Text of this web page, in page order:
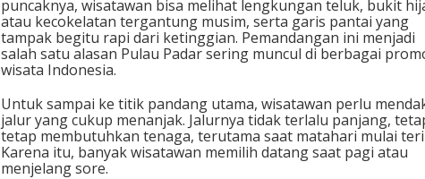
puncaknya, wisatawan bisa melihat lengkungan teluk, bukit
atau kecokelatan tergantung musim, serta garis pantai yang
tampak begitu rapi dari ketinggian. Pemandangan ini menjadi
salah satu alasan Pulau Padar sering muncul di berbagai
wisata Indonesia.
Untuk sampai ke titik pandang utama, wisatawan perlu
jalur yang cukup menanjak. Jalurnya tidak terlalu panjang,
tetap membutuhkan tenaga, terutama saat matahari mulai
Karena itu, banyak wisatawan memilih datang saat pagi atau
menjelang sore.